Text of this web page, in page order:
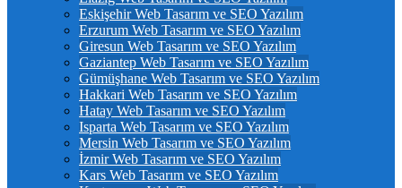
Eskişehir Web Tasarım ve SEO Yazılım
Erzurum Web Tasarım ve SEO Yazılım
Giresun Web Tasarım ve SEO Yazılım
Gaziantep Web Tasarım ve SEO Yazılım
Gümüşhane Web Tasarım ve SEO Yazılım
Hakkari Web Tasarım ve SEO Yazılım
Hatay Web Tasarım ve SEO Yazılım
Isparta Web Tasarım ve SEO Yazılım
Mersin Web Tasarım ve SEO Yazılım
İzmir Web Tasarım ve SEO Yazılım
Kars Web Tasarım ve SEO Yazılım